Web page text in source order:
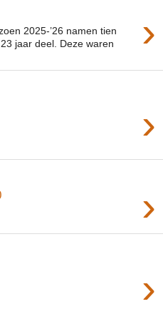
›
2025-’26 namen tien
jaar deel. Deze waren
›
›
›